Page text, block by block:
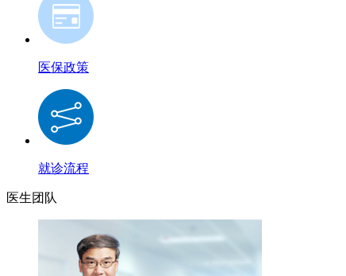
医保政策
就诊流程
医生团队